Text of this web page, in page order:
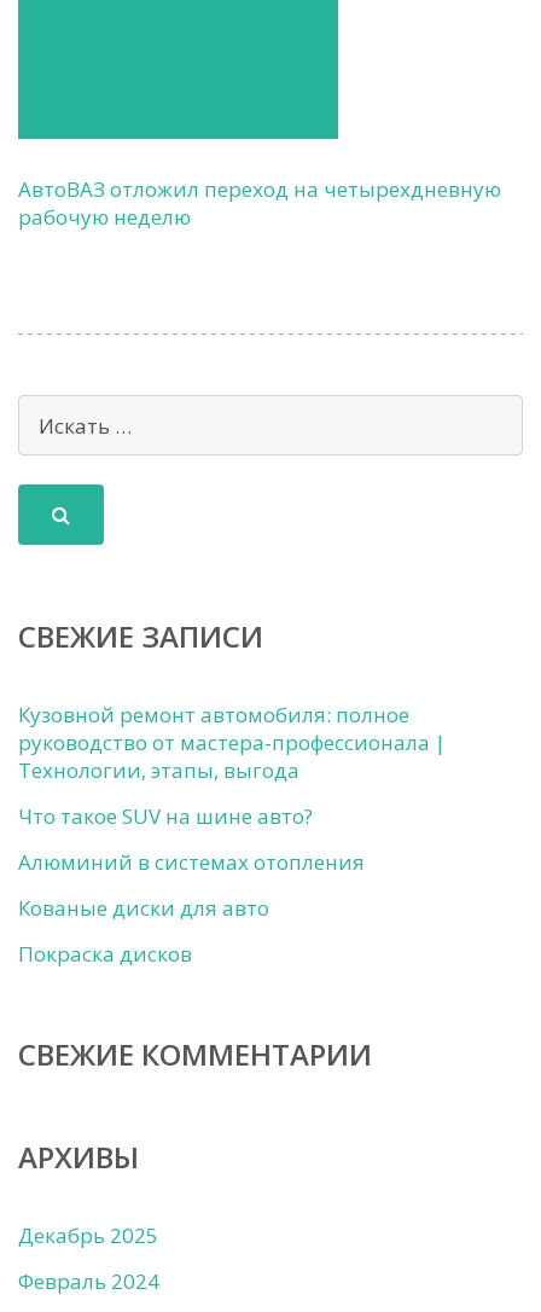
АвтоВАЗ отложил переход на четырехдневную
рабочую неделю
СВЕЖИЕ ЗАПИСИ
Кузовной ремонт автомобиля: полное
руководство от мастера-профессионала |
Технологии, этапы, выгода
Что такое SUV на шине авто?
Алюминий в системах отопления
Кованые диски для авто
Покраска дисков
СВЕЖИЕ КОММЕНТАРИИ
АРХИВЫ
Декабрь 2025
Февраль 2024